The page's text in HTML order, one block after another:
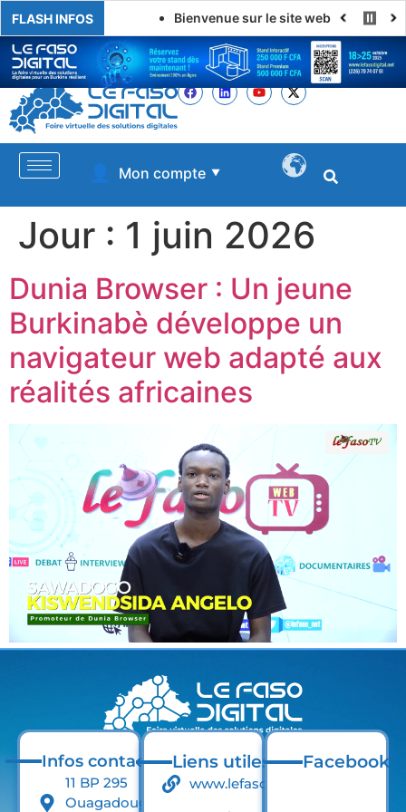
FLASH INFOS Bienvenue sur le site web de LE FASO
👤 Mon compte ▼
Jour : 1 juin 2026
Dunia Browser : Un jeune
Burkinabè développe un
navigateur web adapté aux
réalités africaines
Infos contact
11 BP 295
Ouagadougou
Liens utiles
www.lefaso.net
Facebook